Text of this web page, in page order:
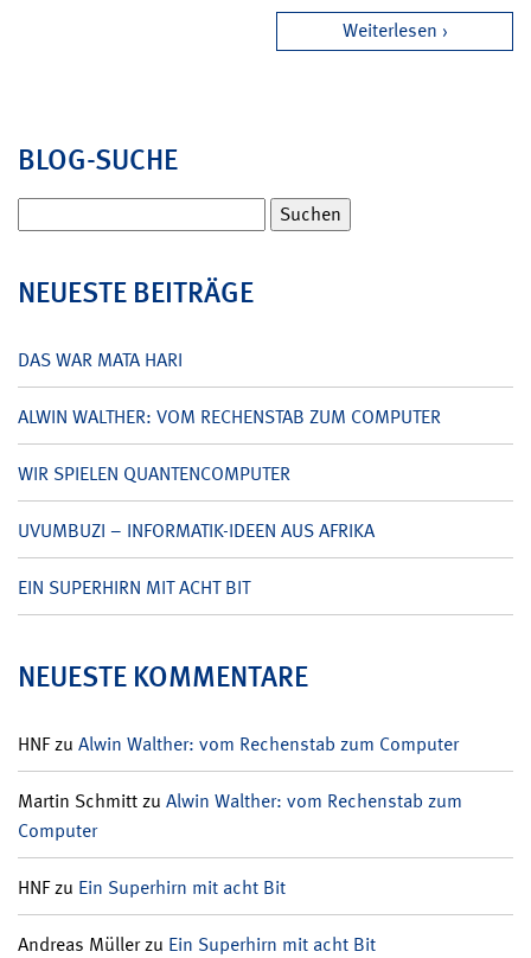
Weiterlesen
BLOG-SUCHE
nach:
NEUESTE BEITRÄGE
DAS WAR MATA HARI
ALWIN WALTHER: VOM RECHENSTAB ZUM COMPUTER
WIR SPIELEN QUANTENCOMPUTER
UVUMBUZI – INFORMATIK-IDEEN AUS AFRIKA
EIN SUPERHIRN MIT ACHT BIT
NEUESTE KOMMENTARE
HNFzu Alwin Walther: vom Rechenstab zum Computer
Martin Schmittzu Alwin Walther: vom Rechenstab zum
Computer
HNFzu Ein Superhirn mit acht Bit
Andreas Müllerzu Ein Superhirn mit acht Bit